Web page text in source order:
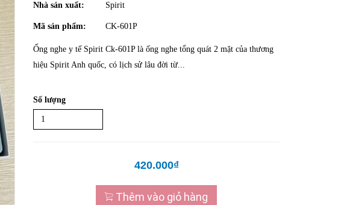
Nhà sản xuất: Spirit
Mã sản phẩm: CK-601P
Ống nghe y tế Spirit Ck-601P là ống nghe tổng quát 2 mặt của thương
hiệu Spirit Anh quốc, có lịch sử lâu đời từ...
Số lượng
420.000₫
Thêm vào giỏ hàng